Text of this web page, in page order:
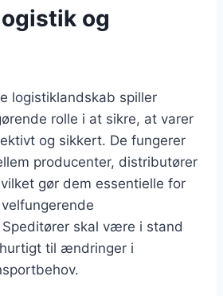
og
logistiklandskab spiller
rolle i at sikre, at varer
og sikkert. De fungerer
producenter, distributører
gør dem essentielle for
skal være i stand
til ændringer i